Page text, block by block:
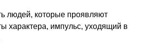
людей, которые проявляют
характера, импульс, уходящий в